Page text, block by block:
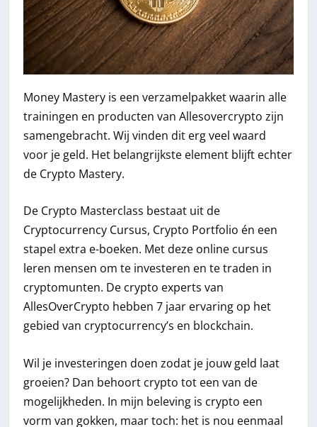
Money Mastery is een verzamelpakket waarin alle
trainingen en producten van Allesovercrypto zijn
samengebracht. Wij vinden dit erg veel waard
voor je geld. Het belangrijkste element blijft echter
de Crypto Mastery.
De Crypto Masterclass bestaat uit de
Cryptocurrency Cursus, Crypto Portfolio én een
stapel extra e-boeken. Met deze online cursus
leren mensen om te investeren en te traden in
cryptomunten. De crypto experts van
AllesOverCrypto hebben 7 jaar ervaring op het
gebied van cryptocurrency’s en blockchain.
Wil je investeringen doen zodat je jouw geld laat
groeien? Dan behoort crypto tot een van de
mogelijkheden. In mijn beleving is crypto een
vorm van gokken, maar toch: het is nou eenmaal